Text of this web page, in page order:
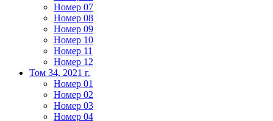
Номер 07
Номер 08
Номер 09
Номер 10
Номер 11
Номер 12
Том 34, 2021 г.
Номер 01
Номер 02
Номер 03
Номер 04